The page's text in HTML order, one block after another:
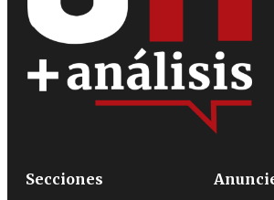
Secciones